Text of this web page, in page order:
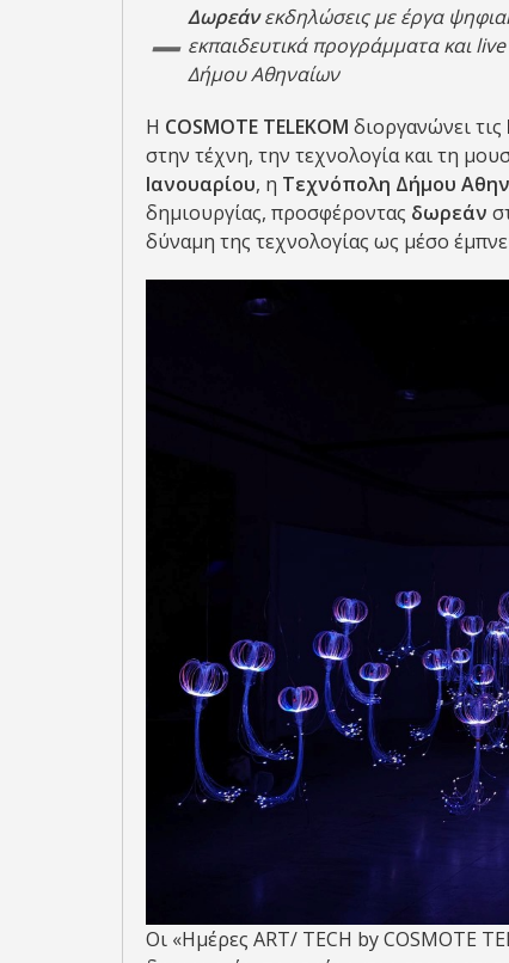
– Δωρεάνεκδηλώσεις με έργα
εκπαιδευτικά προγράμματα και
Δήμου Αθηναίων
Η COSMOTE TELEKOM διοργανώνει τις
στην τέχνη, την τεχνολογία και τη
Ιανουαρίου, η Τεχνόπολη Δήμου
δημιουργίας, προσφέροντας δωρεάν
δύναμη της τεχνολογίας ως μέσο
Οι «Ημέρες ART/ TECH by COSMOTE